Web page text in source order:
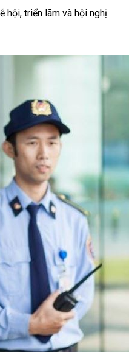
hội, triển lãm và hội nghị.